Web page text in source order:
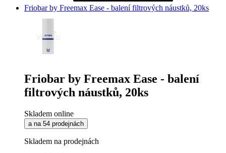
Friobar by Freemax Ease - balení filtrových náustků, 20ks
Friobar by Freemax Ease - balení
filtrových náustků, 20ks
Skladem online
a na 54 prodejnách
Skladem na prodejnách